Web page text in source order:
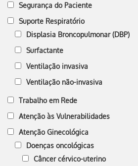
Segurança do Paciente
Suporte Respiratório
Displasia Broncopulmonar (DBP)
Surfactante
Ventilação invasiva
Ventilação não-invasiva
Trabalho em Rede
Atenção às Vulnerabilidades
Atenção Ginecológica
Doenças oncológicas
Câncer cérvico-uterino